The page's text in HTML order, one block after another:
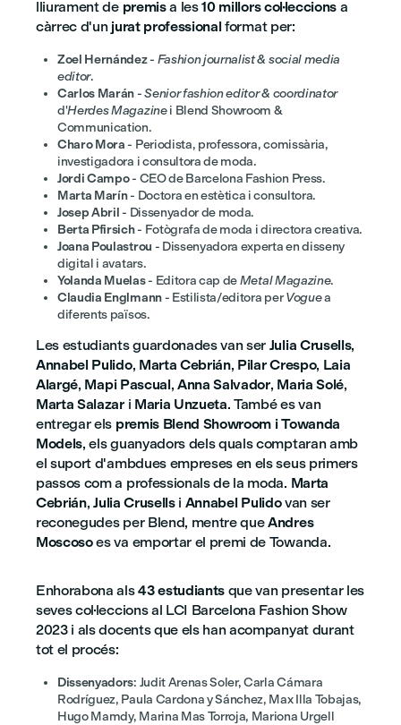
lliurament de premisa les10 millors col·leccions a
càrrec d'un jurat professionalformat per:
Zoel Hernández- Fashion journalist & social media
editor.
Carlos Marán-Senior fashion editor & coordinator
d'Herdes Magazinei Blend Showroom &
Communication.
Charo Mora- Periodista, professora, comissària,
investigadora i consultora de moda.
Jordi Campo- CEO de Barcelona Fashion Press.
Marta Marín- Doctora en estètica i consultora.
Josep Abril- Dissenyador de moda.
Berta Pfirsich- Fotògrafa de moda i directora creativa.
Joana Poulastrou - Dissenyadora experta en disseny
digital i avatars.
Yolanda Muelas- Editora cap deMetal Magazine.
Claudia Englmann- Estilista/editora perVoguea
diferents països.
Les estudiants guardonades van ser Julia Crusells,
Annabel Pulido, Marta Cebrián, Pilar Crespo, Laia
Alargé, Mapi Pascual,Anna Salvador, Maria Solé,
Marta Salazar i Maria Unzueta. També es van
entregar els premis Blend Showroom i Towanda
Models, els guanyadors dels quals comptaran amb
el suport d'ambdues empreses en els seus primers
passos com a professionals de la moda. Marta
Cebrián,Julia Crusellsi Annabel Pulidovan ser
reconegudes per Blend, mentre queAndres
Moscosoes va emportar el premi de Towanda.
Enhorabona als43 estudiants que van presentar les
seves col·leccions al LCI Barcelona Fashion Show
2023 i als docents que els han acompanyat durant
tot el procés:
Dissenyadors: Judit Arenas Soler, Carla Cámara
Rodríguez, Paula Cardona y Sánchez, Max Illa Tobajas,
Hugo Mamdy, Marina Mas Torroja, Mariona Urgell